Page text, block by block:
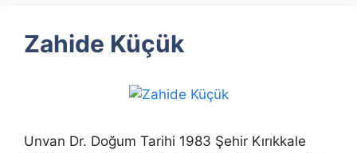
Zahide Küçük
Unvan Dr. Doğum Tarihi 1983 Şehir Kırıkkale